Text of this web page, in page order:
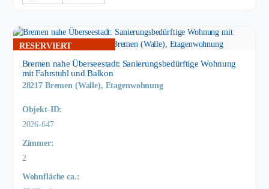
RESERVIERT
Bremen nahe Überseestadt: Sanierungsbedürftige Wohnung
mit Fahrstuhl und Balkon
28217 Bremen (Walle), Etagenwohnung
Objekt-ID:
2026-647
Zimmer:
2
Wohnfläche ca.: